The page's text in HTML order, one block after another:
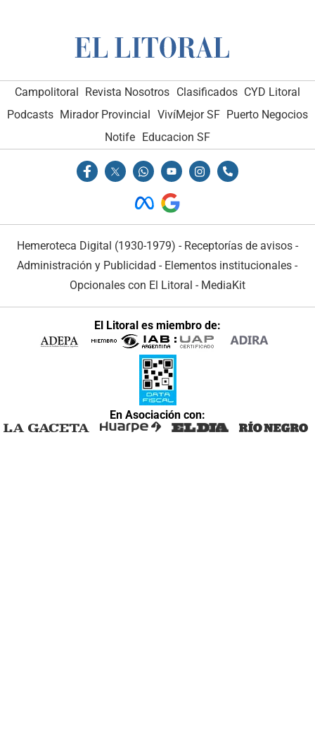
Campolitoral Revista Nosotros Clasificados CYD Litoral
Podcasts Mirador Provincial VivíMejor SF Puerto Negocios
Notife Educacion SF
Hemeroteca Digital (1930-1979) - Receptorías de avisos -
Administración y Publicidad - Elementos institucionales -
Opcionales con El Litoral - MediaKit
El Litoral es miembro de:
En Asociación con: